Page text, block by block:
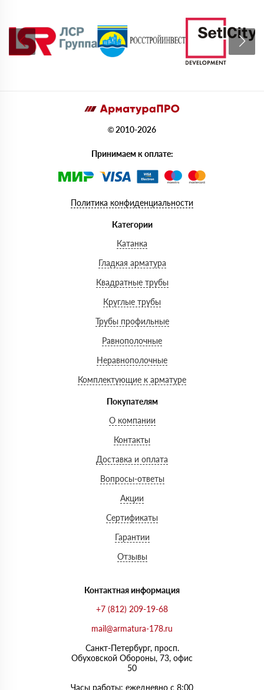
© 2010-2026
Принимаем к оплате:
Политика конфиденциальности
Категории
Катанка
Гладкая арматура
Квадратные трубы
Круглые трубы
Трубы профильные
Равнополочные
Неравнополочные
Комплектующие к арматуре
Покупателям
О компании
Контакты
Доставка и оплата
Вопросы-ответы
Акции
Сертификаты
Гарантии
Отзывы
Контактная информация
+7 (812) 209-19-68
mail@armatura-178.ru
Санкт-Петербург, просп.
Обуховской Обороны, 73, офис
50
Часы работы: ежедневно с 8:00